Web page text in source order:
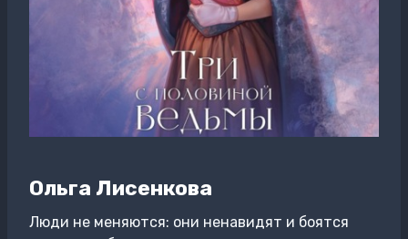
Ольга Лисенкова
Люди не меняются: они ненавидят и боятся